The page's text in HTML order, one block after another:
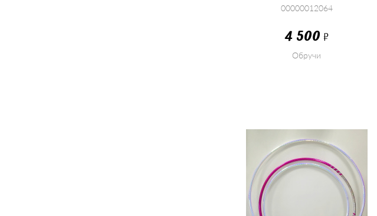
00000012064
4 500Р
Обручи